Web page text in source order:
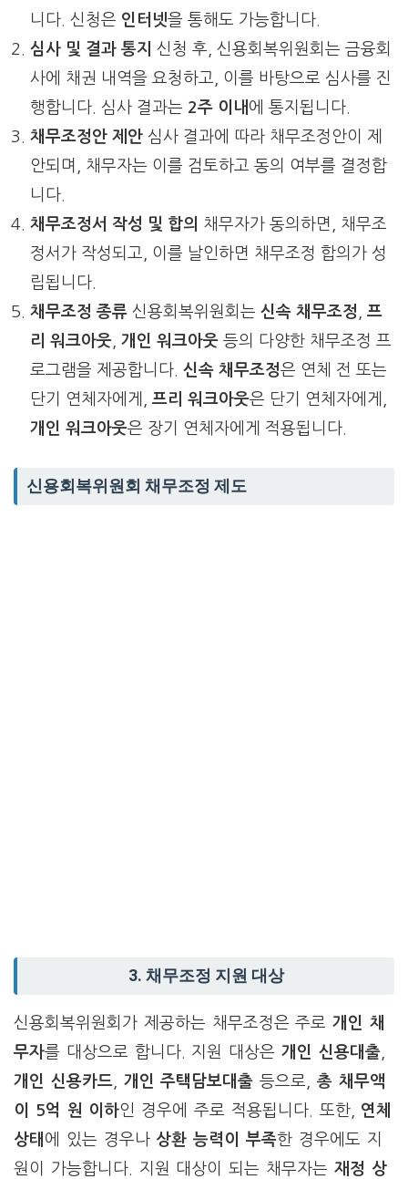
니다. 신청은 인터넷을 통해도 가능합니다.
심사 및 결과 통지 신청 후, 신용회복위원회는 금융회
사에 채권 내역을 요청하고, 이를 바탕으로 심사를 진
행합니다. 심사 결과는 2주 이내 에 통지됩니다.
채무조정안 제안 심사 결과에 따라 채무조정안이 제
안되며, 채무자는 이를 검토하고 동의 여부를 결정합
니다.
채무조정서 작성 및 합의 채무자가 동의하면, 채무조
정서가 작성되고, 이를 날인하면 채무조정 합의가 성
립됩니다.
채무조정 종류 신용회복위원회는 신속 채무조정
프
리 워크아웃 개인 워크아웃 등의 다양한 채무조정 프
로그램을 제공합니다. 신속 채무조정은 연체 전 또는
단기 연체자에게, 프리 워크아웃은 단기 연체자에게,
개인 워크아웃은 장기 연체자에게 적용됩니다.
신용회복위원회 채무조정 제도
3. 채무조정 지원 대상
신용회복위원회가 제공하는 채무조정은 주로개인 채
무자를 대상으로 합니다. 지원 대상은 개인 신용대출,
개인 신용카드, 개인 주택담보대출 등으로,총 채무액
이 5억 원 이하인 경우에 주로 적용됩니다. 또한, 연체
상태 에 있는 경우나 상환 능력이 부족한 경우에도 지
원이 가능합니다. 지원 대상이 되는 채무자는 재정 상